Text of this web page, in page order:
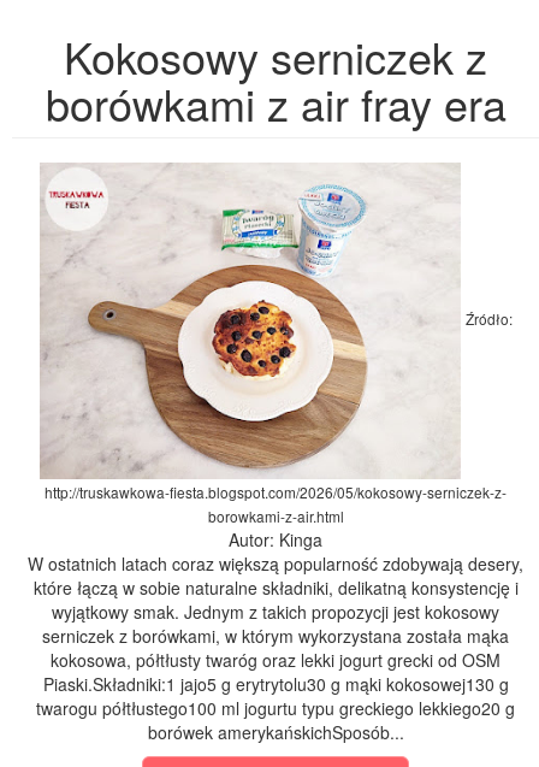
Kokosowy serniczek z
borówkami z air fray era
Źródło:
http://truskawkowa-fiesta.blogspot.com/2026/05/kokosowy-serniczek-z-
borowkami-z-air.html
Autor: Kinga
W ostatnich latach coraz większą popularność zdobywają desery,
które łączą w sobie naturalne składniki, delikatną konsystencję i
wyjątkowy smak. Jednym z takich propozycji jest kokosowy
serniczek z borówkami, w którym wykorzystana została mąka
kokosowa, półtłusty twaróg oraz lekki jogurt grecki od OSM
Piaski.Składniki:1 jajo5 g erytrytolu30 g mąki kokosowej130 g
twarogu półtłustego100 ml jogurtu typu greckiego lekkiego20 g
borówek amerykańskichSposób...